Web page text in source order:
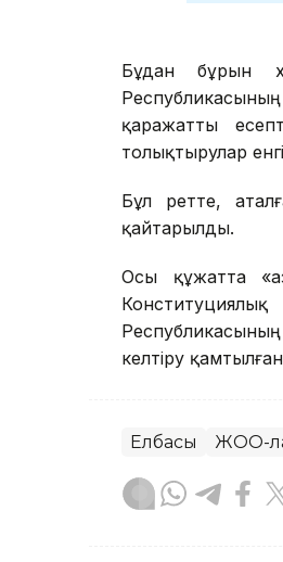
Бұдан бұрын
қаражатты
толықтырулар
Бұл ретте,
қайтарылды.
Осы құжатта
келтіру
Елбасы ЖОО-